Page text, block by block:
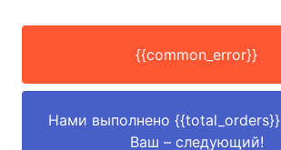
{{common_error}}
Нами выполнено {{total_orders}}
Ваш – следующий!